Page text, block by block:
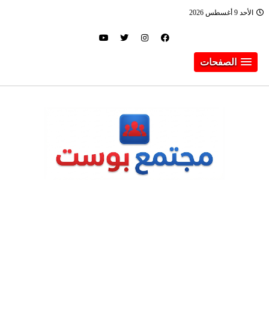
الأحد 9 أغسطس 2026
الصفحات